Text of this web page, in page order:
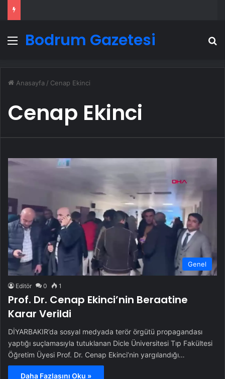
Menü
Bodrum Gazetesi
Anasayfa / Cenap Ekinci
Cenap Ekinci
Genel
Editör 0 1
Prof. Dr. Cenap Ekinci’nin Beraatine
Karar Verildi
DİYARBAKIR’da sosyal medyada terör örgütü propagandası
yaptığı suçlamasıyla tutuklanan Dicle Üniversitesi Tıp Fakültesi
Öğretim Üyesi Prof. Dr. Cenap Ekinci’nin yargılandığı…
Daha Fazlasını Oku »